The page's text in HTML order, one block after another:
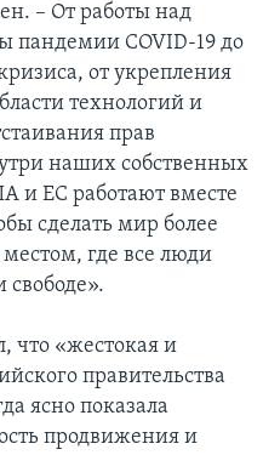
– От работы над
пандемии COVID-19 до
от укрепления
технологий и
прав
наших собственных
и ЕС работают вместе
сделать мир более
где все люди
свободе».
что «жестокая и
правительства
ясно показала
продвижения и